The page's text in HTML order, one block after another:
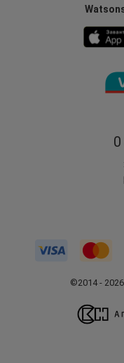
©2014 -